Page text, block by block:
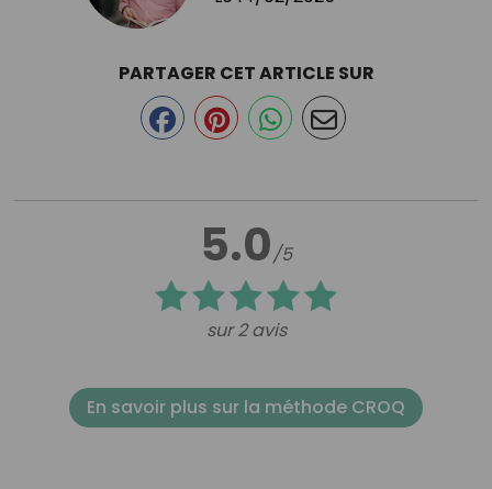
5.0/5
sur 2 avis
PARTAGER CET ARTICLE SUR
En savoir plus sur la méthode CROQ